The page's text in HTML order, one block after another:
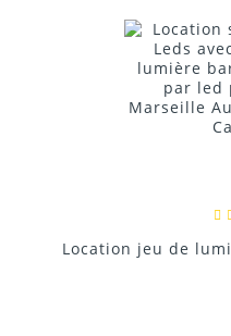
Location jeu de